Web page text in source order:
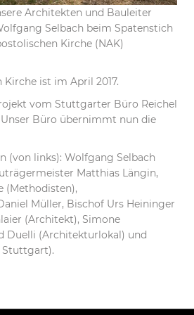
Architekten und Bauleiter
Selbach beim Spatenstich
Kirche (NAK)
ist im April 2017.
vom Stuttgarter Büro Reichel
Büro übernimmt nun die
(von links): Wolfgang Selbach
Matthias Längin,
(Methodisten),
Müller, Bischof Urs Heininger
(Architekt), Simone
Duelli (Architekturlokal) und
Stuttgart).